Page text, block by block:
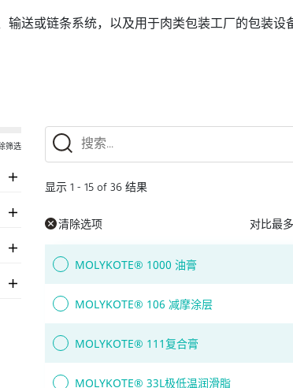
输送或链条系统，以及用于肉类包装工厂的包装设
筛选
显示 1 - 15 of 36 结果
清除选项 对比最
MOLYKOTE® 1000 油膏
MOLYKOTE® 106 减摩涂层
MOLYKOTE® 111复合膏
MOLYKOTE® 33L极低温润滑脂